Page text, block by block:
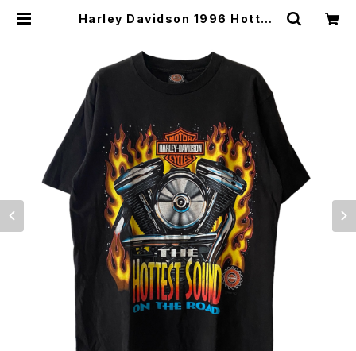
Harley Davidson 1996 Hottes